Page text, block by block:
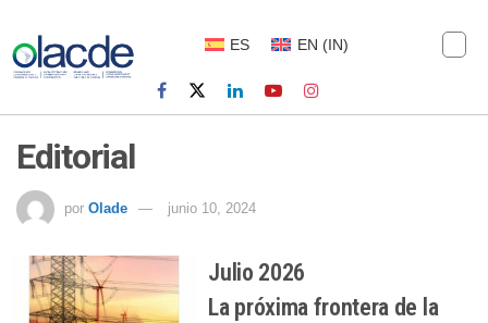
ES EN (IN)
Editorial
por Olade junio 10, 2024
Julio 2026
La próxima frontera de la